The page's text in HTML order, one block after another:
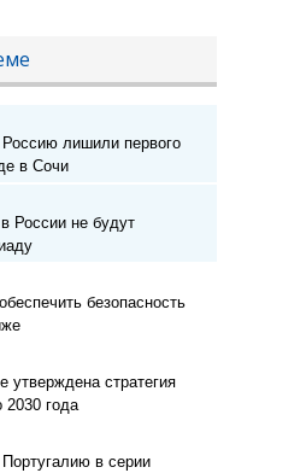
лишили первого
в Сочи
России не будут
безопасность
стратегия
2030 года
в серии